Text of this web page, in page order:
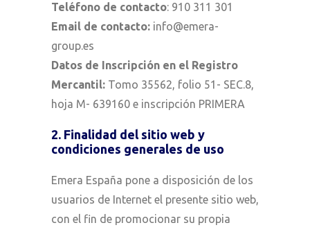
Teléfono de contacto: 910 311 301
Email de contacto: info@emera-
group.es
Datos de Inscripción en el Registro
Mercantil: Tomo 35562, folio 51- SEC.8,
hoja M- 639160 e inscripción PRIMERA
2. Finalidad del sitio web y
condiciones generales de uso
Emera España pone a disposición de los
usuarios de Internet el presente sitio web,
con el fin de promocionar su propia